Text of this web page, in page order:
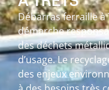
Débarras ferraille à
démarche
des déchets
d’usage. Le
des enjeux